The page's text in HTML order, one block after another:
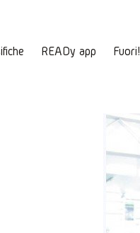
READy app Fuori!